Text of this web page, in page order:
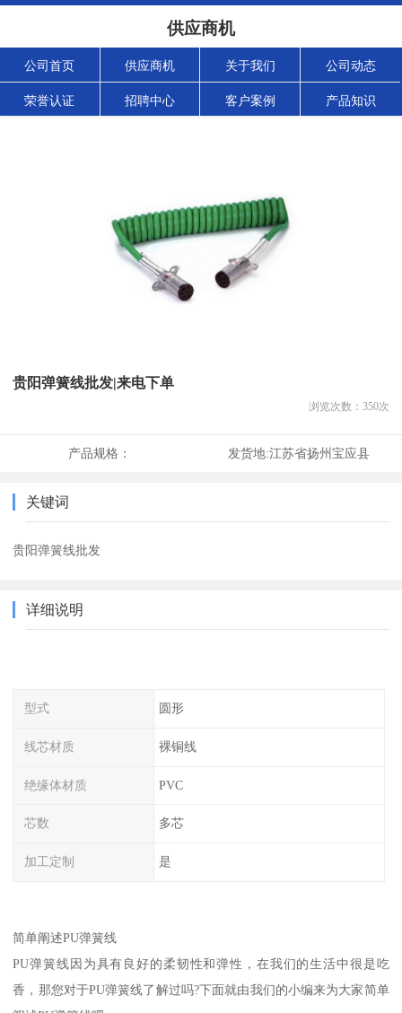
供应商机
公司首页 供应商机 关于我们 公司动态
荣誉认证 招聘中心 客户案例 产品知识
贵阳弹簧线批发|来电下单
浏览次数： 350次
产品规格： 发货地:江苏省扬州宝应县
关键词
贵阳弹簧线批发
详细说明
型式 圆形
线芯材质 裸铜线
绝缘体材质 PVC
芯数 多芯
加工定制 是
简单阐述PU弹簧线
PU弹簧线因为具有良好的柔韧性和弹性，在我们的生活中很是吃
香，那您对于PU弹簧线了解过吗?下面就由我们的小编来为大家简单